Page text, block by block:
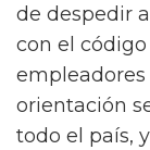
de despedir
con el
orientación
todo el país,